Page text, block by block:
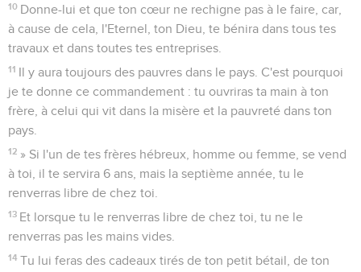
10 Donne-lui et que ton cœur ne rechigne pas à le faire, car,
à cause de cela, l'Eternel, ton Dieu, te bénira dans tous tes
travaux et dans toutes tes entreprises.
11 Il y aura toujours des pauvres dans le pays. C'est pourquoi
je te donne ce commandement : tu ouvriras ta main à ton
frère, à celui qui vit dans la misère et la pauvreté dans ton
pays.
12 » Si l'un de tes frères hébreux, homme ou femme, se vend
à toi, il te servira 6 ans, mais la septième année, tu le
renverras libre de chez toi.
13 Et lorsque tu le renverras libre de chez toi, tu ne le
renverras pas les mains vides.
14 Tu lui feras des cadeaux tirés de ton petit bétail, de ton